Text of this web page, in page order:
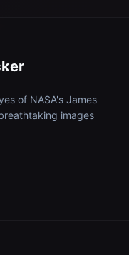
of NASA's James
images
reserved.